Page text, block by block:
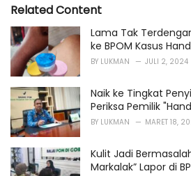
r
i
e
s
:
:Related Content
Lama Tak
ke BPOM Kasus
BY LUKMAN JULI 2, 2024
Naik ke Tingkat
Periksa Pemilik
BY LUKMAN MARET 18,
Kulit Jadi
Markalak” Lapor di